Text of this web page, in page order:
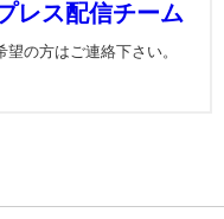
レス配信チーム
の方はご連絡下さい。